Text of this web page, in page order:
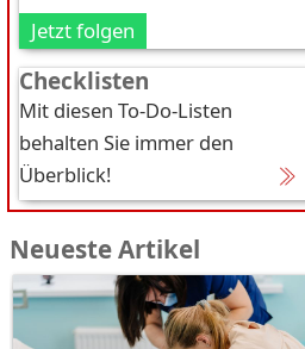
Jetzt folgen
Checklisten
Mit diesen To-Do-Listen
behalten Sie immer den
Überblick!
Neueste Artikel